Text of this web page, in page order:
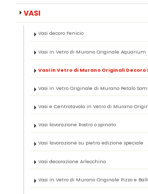
VASI
Vasi decoro Fenicio
Vasi in Vetro di Murano Originale Aquarium
Vasi in Vetro di Murano Originali Decoro
Vasi in Vetro Originale di Murano Petalo
Vasi e Centrotavola in Vetro di Murano
Vasi lavorazione Rostro o spinato
Vasi lavorazione su pietra edizione speciale
Vasi decorazione Arlecchino
Vasi in Vetro di Murano Originale Pizzo e